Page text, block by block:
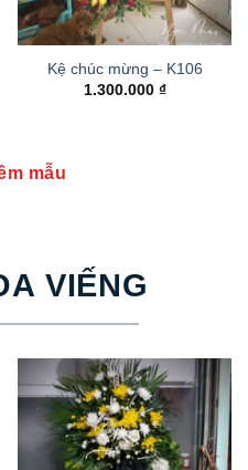
Kệ chúc mừng – K106
1.300.000 ₫
mẫu
VIẾNG